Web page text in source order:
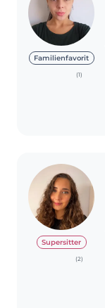
Familienfavorit
(1)
Supersitter
(2)